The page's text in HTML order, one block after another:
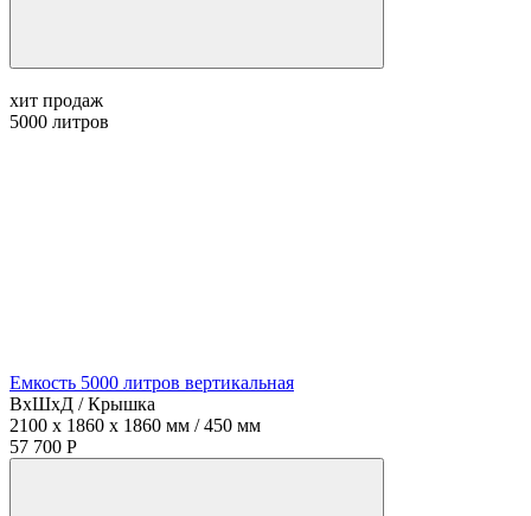
хит продаж
5000 литров
Емкость 5000 литров вертикальная
ВхШхД / Крышка
2100 x 1860 x 1860 мм / 450 мм
57 700 Р